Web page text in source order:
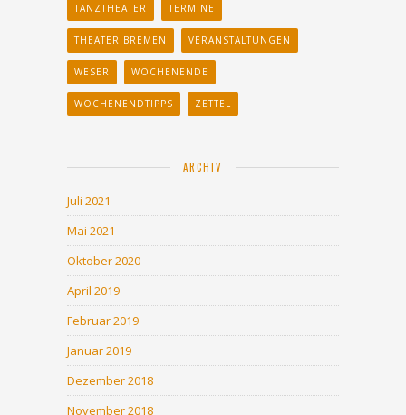
TANZTHEATER TERMINE
THEATER BREMEN VERANSTALTUNGEN
WESER WOCHENENDE
WOCHENENDTIPPS ZETTEL
ARCHIV
Juli 2021
Mai 2021
Oktober 2020
April 2019
Februar 2019
Januar 2019
Dezember 2018
November 2018